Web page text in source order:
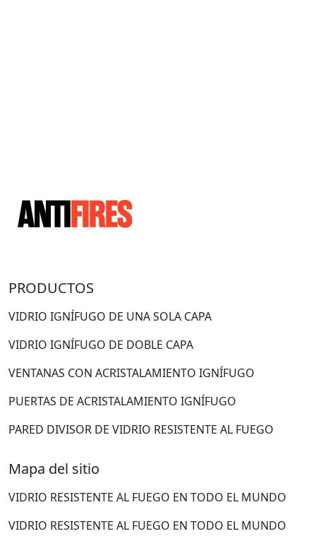
PRODUCTOS
VIDRIO IGNÍFUGO DE UNA SOLA CAPA
VIDRIO IGNÍFUGO DE DOBLE CAPA
VENTANAS CON ACRISTALAMIENTO IGNÍFUGO
PUERTAS DE ACRISTALAMIENTO IGNÍFUGO
PARED DIVISOR DE VIDRIO RESISTENTE AL FUEGO
Mapa del sitio
VIDRIO RESISTENTE AL FUEGO EN TODO EL MUNDO
VIDRIO RESISTENTE AL FUEGO EN TODO EL MUNDO